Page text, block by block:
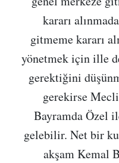
kararı
gitmeme kararı
yönetmek için ille
gerektiğini
gerekirse
Bayramda Özel
gelebilir. Net bir
akşam Kemal